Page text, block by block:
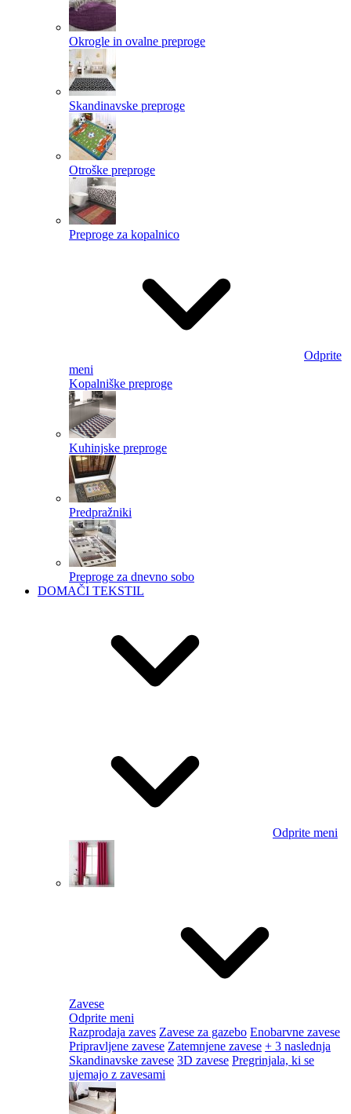
Okrogle in ovalne preproge
Skandinavske preproge
Otroške preproge
Preproge za kopalnico
Odprite
meni
Kopalniške preproge
Kuhinjske preproge
Predpražniki
Preproge za dnevno sobo
DOMAČI TEKSTIL
Odprite meni
Zavese
Odprite meni
Razprodaja zaves Zavese za gazebo Enobarvne zavese
Pripravljene zavese Zatemnjene zavese + 3 naslednja
Skandinavske zavese 3D zavese Pregrinjala, ki se
ujemajo z zavesami